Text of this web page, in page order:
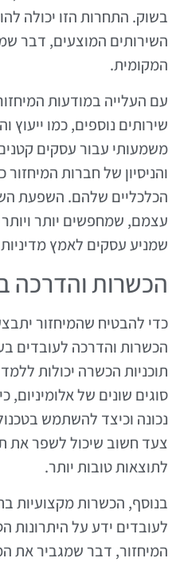
בשוק. התחרות הזו יכולה
השירותים המוצעים, דבר
המקומית.
עם העלייה במודעות
שירותים נוספים, כמו ייעוץ
משמעותי עבור עסקים
והניסיון של חברות
הכלכליים שלהם. השפעת
עצמם, שמחפשים יותר
שמניע עסקים לאמץ מדיניות
הכשרות והדרכה
כדי להבטיח שהמיחזור
הכשרות והדרכה לעובדים
תוכניות הכשרה יכולות
סוגים שונים של אלומיניום,
נכונה וכיצד להשתמש
צעד חשוב שיכול לשפר את
לתוצאות טובות יותר.
בנוסף, הכשרות מקצועיות
לעובדים ידע על היתרונות
המיחזור, דבר שמגביר את